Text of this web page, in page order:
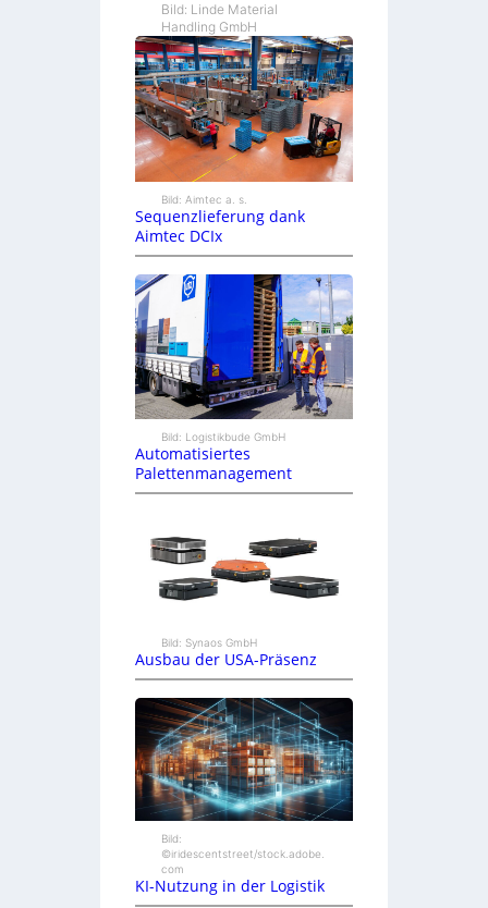
Bild: Linde Material
Handling GmbH
Bild: Aimtec a. s.
Sequenzlieferung dank
Aimtec DCIx
Bild: Logistikbude GmbH
Automatisiertes
Palettenmanagement
Bild: Synaos GmbH
Ausbau der USA-Präsenz
Bild:
©iridescentstreet/stock.adobe.
com
KI-Nutzung in der Logistik